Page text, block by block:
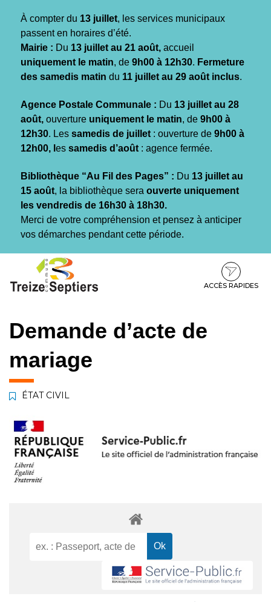
À compter du 13 juillet, les services municipaux
passent en horaires d’été.
Mairie : Du 13 juillet au 21 août, accueil
uniquement le matin, de 9h00 à 12h30. Fermeture
des samedis matin du 11 juillet au 29 août inclus.
Agence Postale Communale : Du 13 juillet au 28
août, ouverture uniquement le matin, de 9h00 à
12h30. Les samedis de juillet : ouverture de 9h00 à
12h00, l es samedis d’août : agence fermée.
Bibliothèque “Au Fil des Pages” : Du 13 juillet au
15 août, la bibliothèque sera ouverte uniquement
les vendredis de 16h30 à 18h30.
Merci de votre compréhension et pensez à anticiper
vos démarches pendant cette période.
contenu
pied
ACCÈS RAPIDES
Demande d’acte de
mariage
ÉTAT CIVIL